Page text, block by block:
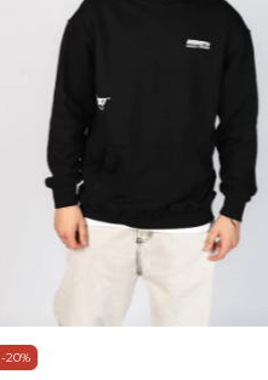
-20%